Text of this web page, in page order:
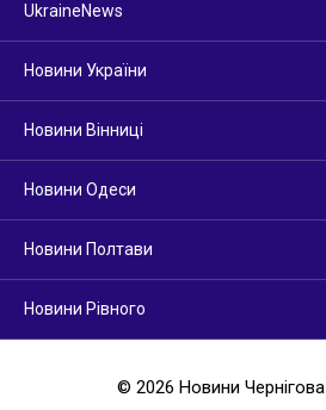
UkraineNews
Новини України
Новини Вінниці
Новини Одеси
Новини Полтави
Новини Рівного
© 2026 Новини Чернігова